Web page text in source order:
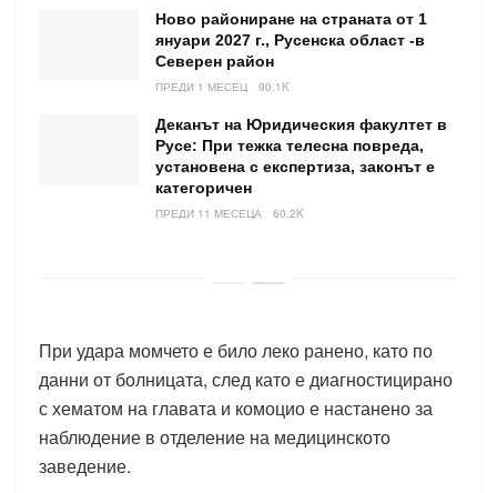
Ново райониране на страната от 1
януари 2027 г., Русенска област -в
Северен район
ПРЕДИ 1 МЕСЕЦ 90.1K
Деканът на Юридическия факултет в
Русе: При тежка телесна повреда,
установена с експертиза, законът е
категоричен
ПРЕДИ 11 МЕСЕЦА 60.2K
При удара момчето е било леко ранено, като по
данни от болницата, след като е диагностицирано
с хематом на главата и комоцио е настанено за
наблюдение в отделение на медицинското
заведение.